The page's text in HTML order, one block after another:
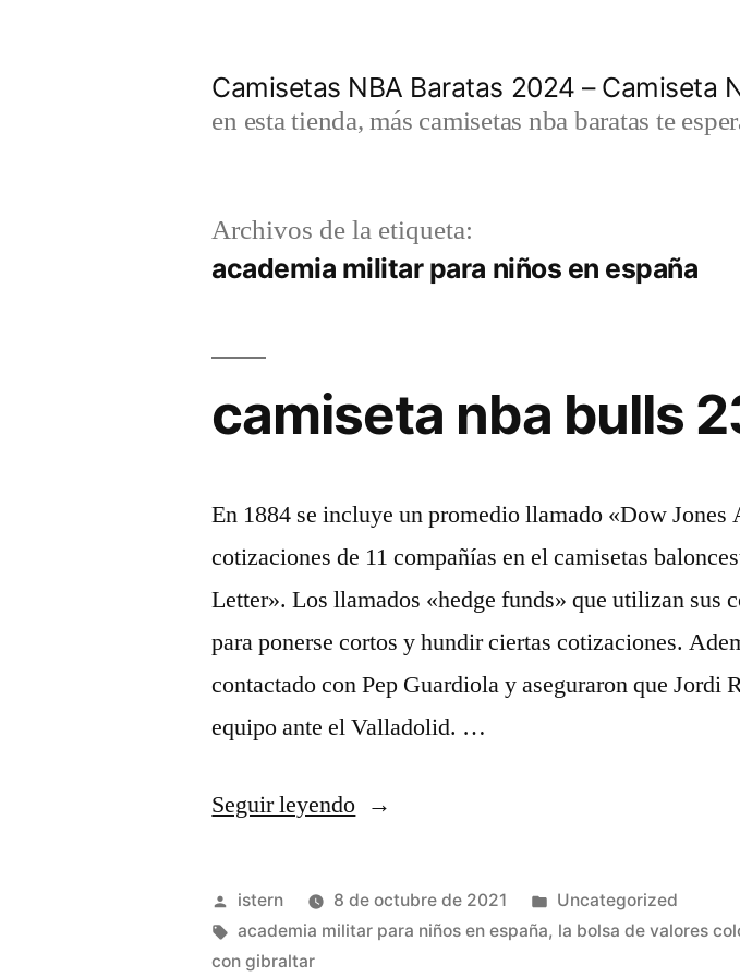
Camisetas NBA Baratas 2024 – Camiseta
en esta tienda, más camisetas nba baratas te
Archivos de la etiqueta:
academia militar para niños en españa
camiseta nba bulls
En 1884 se incluye un promedio llamado «Dow Jones
cotizaciones de 11 compañías en el camisetas
Letter». Los llamados «hedge funds» que utilizan sus
para ponerse cortos y hundir ciertas cotizaciones.
contactado con Pep Guardiola y aseguraron que Jordi
equipo ante el Valladolid. …
Seguir leyendo«camiseta
bulls
23»
Publicado
por
istern 8 de octubre de 2021
Publicado
en
Uncategorized
Etiquetas:
academia militar para niños en españa, la bolsa de valores
con gibraltar